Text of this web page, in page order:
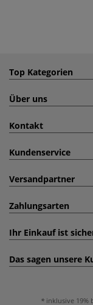
Top Kategorien
Über uns
Kontakt
Kundenservice
Versandpartner
Zahlungsarten
Ihr Einkauf ist
Das sagen unsere
inklusive 19%